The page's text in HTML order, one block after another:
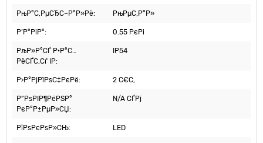
РњР°С‚РµСЂС–Р°Р»Рё: РњРµС‚Р°Р»
Р’Р°РіР°: 0.55 РєРі
РљР»Р°СЃ Р·Р°С…
РёСЃС‚Сѓ IP:
IP54
Р›Р°РјРїРѕС‡РєРё: 2 С€С‚
Р”РѕРІР¶РёРЅР°
РєР°Р±РµР»СЏ:
N/A СЃРј
Р¦РѕРєРѕР»СЊ: LED